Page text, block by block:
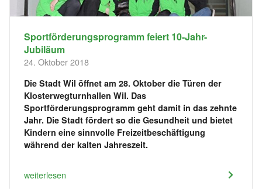
Sportförderungsprogramm feiert 10-Jahr-
Jubiläum
24. Oktober 2018
Die Stadt Wil öffnet am 28. Oktober die Türen der
Klosterwegturnhallen Wil. Das
Sportförderungsprogramm geht damit in das zehnte
Jahr. Die Stadt fördert so die Gesundheit und bietet
Kindern eine sinnvolle Freizeitbeschäftigung
während der kalten Jahreszeit.
weiterlesen